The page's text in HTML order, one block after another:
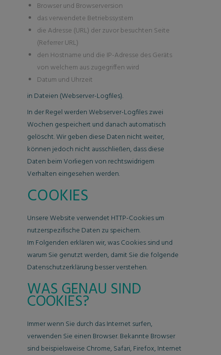
Browser und Browserversion
das verwendete Betriebssystem
die Adresse (URL) der zuvor besuchten Seite
(Referrer URL)
den Hostname und die IP-Adresse des Geräts
von welchem aus zugegriffen wird
Datum und Uhrzeit
in Dateien (Webserver-Logfiles).
In der Regel werden Webserver-Logfiles zwei
Wochen gespeichert und danach automatisch
gelöscht. Wir geben diese Daten nicht weiter,
können jedoch nicht ausschließen, dass diese
Daten beim Vorliegen von rechtswidrigem
Verhalten eingesehen werden.
COOKIES
Unsere Website verwendet HTTP-Cookies um
nutzerspezifische Daten zu speichern.
Im Folgenden erklären wir, was Cookies sind und
warum Sie genutzt werden, damit Sie die folgende
Datenschutzerklärung besser verstehen.
WAS GENAU SIND
COOKIES?
Immer wenn Sie durch das Internet surfen,
verwenden Sie einen Browser. Bekannte Browser
sind beispielsweise Chrome, Safari, Firefox, Internet